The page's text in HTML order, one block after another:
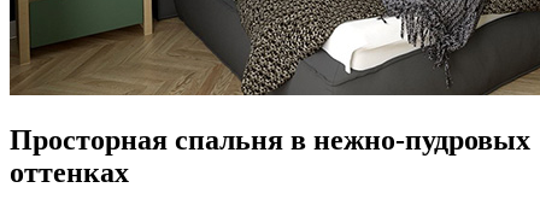
Просторная спальня в нежно-пудровых
оттенках